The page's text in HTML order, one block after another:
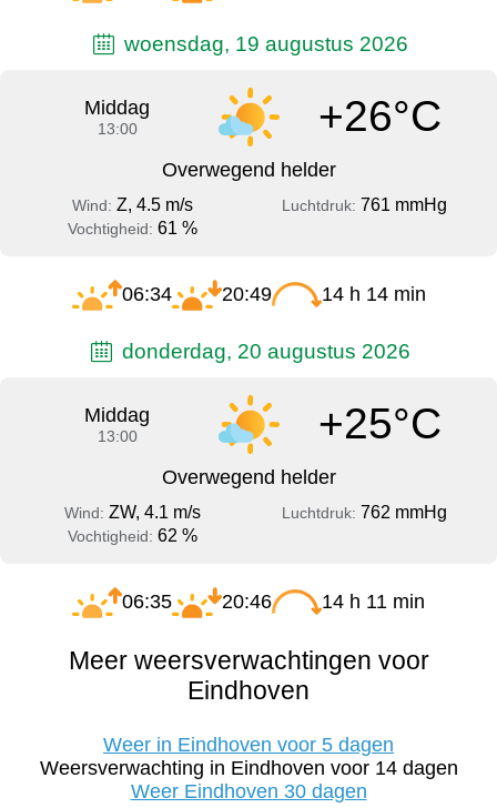
woensdag, 19 augustus 2026
Middag
13:00 +26°C
Overwegend helder
Wind: Z, 4.5 m/s Luchtdruk: 761 mmHg
Vochtigheid: 61 %
06:34 20:49 14 h 14 min
donderdag, 20 augustus 2026
Middag
13:00 +25°C
Overwegend helder
Wind: ZW, 4.1 m/s Luchtdruk: 762 mmHg
Vochtigheid: 62 %
06:35 20:46 14 h 11 min
Meer weersverwachtingen voor
Eindhoven
Weer in Eindhoven voor 5 dagen
Weersverwachting in Eindhoven voor 14 dagen
Weer Eindhoven 30 dagen